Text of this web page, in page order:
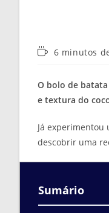
Tempo6 minutos
O bolo de
e textura do
Já experimentou
descobrir uma
Sumário